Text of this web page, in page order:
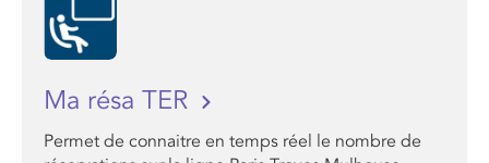
Ma résa TER
Permet de connaitre en temps réel le nombre de